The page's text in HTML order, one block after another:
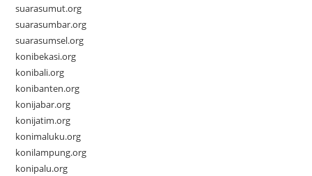
suarasumut.org
suarasumbar.org
suarasumsel.org
konibekasi.org
konibali.org
konibanten.org
konijabar.org
konijatim.org
konimaluku.org
konilampung.org
konipalu.org